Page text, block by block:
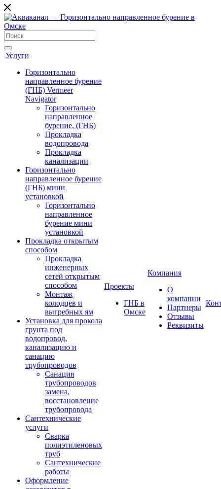
Услуги
Горизонтально
направленное бурение
(ГНБ) Vermeer
Navigator
Горизонтально
направленное
бурение, (ГНБ)
Прокладка
водопровода
Прокладка
канализации
Горизонтально
направленное бурение
(ГНБ) мини
установкой
Горизонтально
направленное
бурение мини
установкой
Прокладка открытым
способом
Прокладка
инженерных
сетей открытым
способом
Монтаж
колодцев и
выгребных ям
Установка для прокола
грунта под
водопровод,
канализацию и
санацию
трубопроводов
Санация
трубопроводов
замена,
восстановление
трубопровода
Сантехнические
услуги
Сварка
полиэтиленовых
труб
Сантехнические
работы
Оформление
Проекты
ГНБ в
Омске
Компания
О
компании
Партнеры
Отзывы
Реквизиты